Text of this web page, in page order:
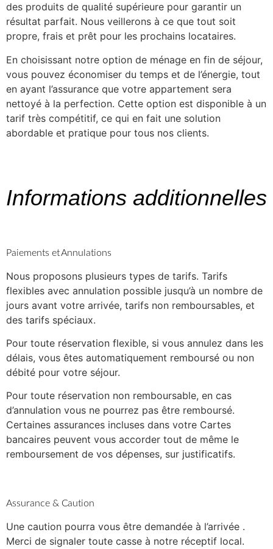
des produits de qualité supérieure pour garantir un
résultat parfait. Nous veillerons à ce que tout soit
propre, frais et prêt pour les prochains locataires.
En choisissant notre option de ménage en fin de séjour,
vous pouvez économiser du temps et de l’énergie, tout
en ayant l’assurance que votre appartement sera
nettoyé à la perfection. Cette option est disponible à un
tarif très compétitif, ce qui en fait une solution
abordable et pratique pour tous nos clients.
Informations additionnelles
Paiements et Annulations
Nous proposons plusieurs types de tarifs. Tarifs
flexibles avec annulation possible jusqu’à un nombre de
jours avant votre arrivée, tarifs non remboursables, et
des tarifs spéciaux.
Pour toute réservation flexible, si vous annulez dans les
délais, vous êtes automatiquement remboursé ou non
débité pour votre séjour.
Pour toute réservation non remboursable, en cas
d’annulation vous ne pourrez pas être remboursé.
Certaines assurances incluses dans votre Cartes
bancaires peuvent vous accorder tout de même le
remboursement de vos dépenses, sur justificatifs.
Assurance & Caution
Une caution pourra vous être demandée à l’arrivée .
Merci de signaler toute casse à notre réceptif local.